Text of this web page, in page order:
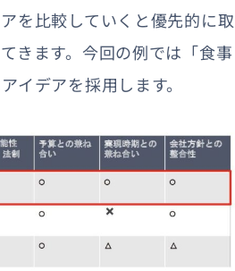
を比較していくと優先的に取
きます。今回の例では「食事
イデアを採用します。